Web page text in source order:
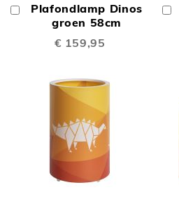
Plafondlamp Dinos
groen 58cm
€ 159,95
In
Winkelwagen